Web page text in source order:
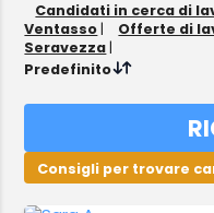
Candidati in cerca di
Ventasso | Offerte di
Seravezza |
Predefinito
Consigli per trovare